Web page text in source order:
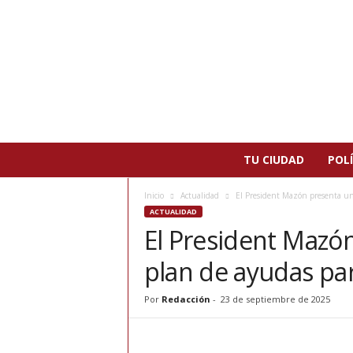
TU CIUDAD
Inicio Actualidad El President Mazón presenta
ACTUALIDAD
El President
plan de ayudas
Por Redacción - 23 de septiembre de 2025